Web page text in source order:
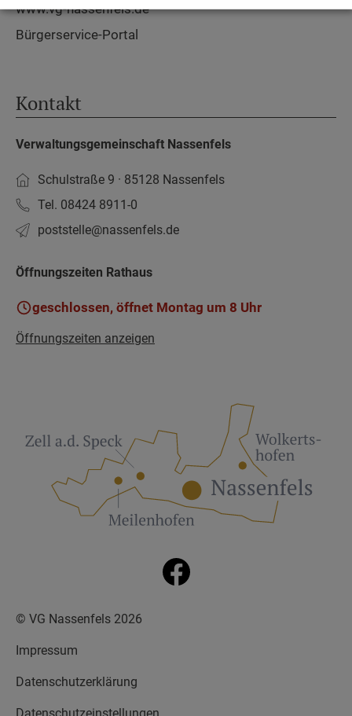
www.vg-nassenfels.de
Bürgerservice-Portal
Kontakt
Verwaltungsgemeinschaft Nassenfels
Schulstraße 9 · 85128 Nassenfels
Tel. 08424 8911-0
poststelle­@nassenfels.de
Öffnungszeiten Rathaus
geschlossen, öffnet Montag um 8 Uhr
Öffnungszeiten anzeigen
© VG Nassenfels 2026
Impressum
Datenschutzerklärung
Datenschutzeinstellungen